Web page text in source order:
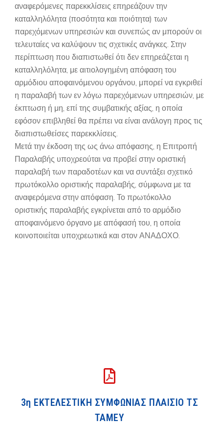
αναφερόμενες παρεκκλίσεις επηρεάζουν την
καταλληλόλητα (ποσότητα και ποιότητα) των
παρεχόμενων υπηρεσιών και συνεπώς αν μπορούν οι
τελευταίες να καλύψουν τις σχετικές ανάγκες. Στην
περίπτωση που διαπιστωθεί ότι δεν επηρεάζεται η
καταλληλόλητα, με αιτιολογημένη απόφαση του
αρμόδιου αποφαινόμενου οργάνου, μπορεί να εγκριθεί
η παραλαβή των εν λόγω παρεχόμενων υπηρεσιών, με
έκπτωση ή μη, επί της συμβατικής αξίας, η οποία
εφόσον επιβληθεί θα πρέπει να είναι ανάλογη προς τις
διαπιστωθείσες παρεκκλίσεις.
Μετά την έκδοση της ως άνω απόφασης, η Επιτροπή
Παραλαβής υποχρεούται να προβεί στην οριστική
παραλαβή των παραδοτέων και να συντάξει σχετικό
πρωτόκολλο οριστικής παραλαβής, σύμφωνα με τα
αναφερόμενα στην απόφαση. Το πρωτόκολλο
οριστικής παραλαβής εγκρίνεται από το αρμόδιο
αποφαινόμενο όργανο με απόφασή του, η οποία
κοινοποιείται υποχρεωτικά και στον ΑΝΑΔΟΧΟ.
3η ΕΚΤΕΛΕΣΤΙΚΗ ΣΥΜΦΩΝΙΑΣ ΠΛΑΙΣΙΟ ΤΣ
ΤΑΜΕΥ